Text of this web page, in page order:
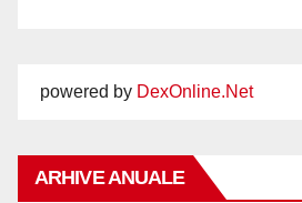
powered by DexOnline.Net
ARHIVE ANUALE